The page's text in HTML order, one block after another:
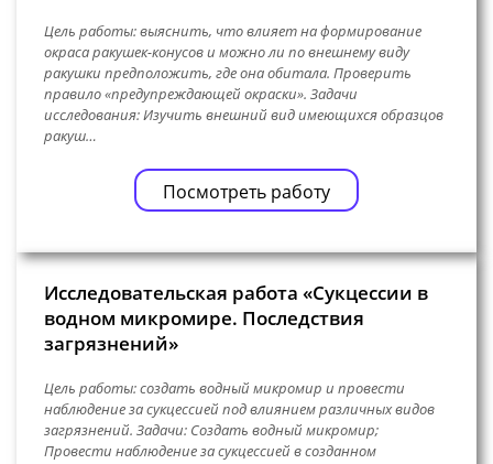
Цель работы: выяснить, что влияет на формирование
окраса ракушек-конусов и можно ли по внешнему виду
ракушки предположить, где она обитала. Проверить
правило «предупреждающей окраски». Задачи
исследования: Изучить внешний вид имеющихся образцов
ракуш…
Посмотреть работу
Исследовательская работа «Сукцессии в
водном микромире. Последствия
загрязнений»
Цель работы: создать водный микромир и провести
наблюдение за сукцессией под влиянием различных видов
загрязнений. Задачи: Создать водный микромир;
Провести наблюдение за сукцессией в созданном